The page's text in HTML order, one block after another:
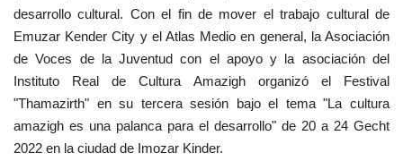
Lengua
English Swahili español
French Arabic
desarrollo cultural. Con el fin de mover el trabajo cultural de
Emuzar Kender City y el Atlas Medio en general, la Asociación
de Voces de la Juventud con el apoyo y la asociación del
Instituto Real de Cultura Amazigh organizó el Festival
"Thamazirth" en su tercera sesión bajo el tema "La cultura
amazigh es una palanca para el desarrollo" de 20 a 24 Gecht
2022 en la ciudad de Imozar Kinder.